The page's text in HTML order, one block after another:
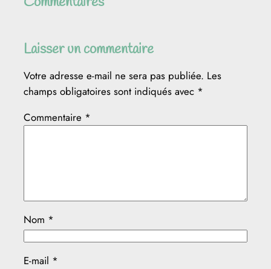
Laisser un commentaire
Votre adresse e-mail ne sera pas publiée. Les
champs obligatoires sont indiqués avec *
Commentaire *
Nom *
E-mail *